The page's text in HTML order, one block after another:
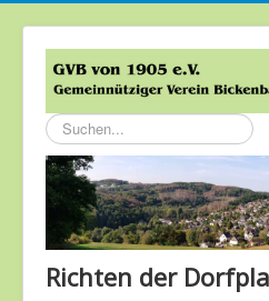
Suchen...
Richten der